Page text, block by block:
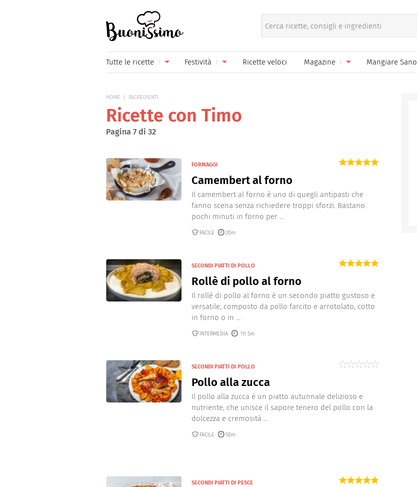
Tutte le ricette
Primi piatti
Secondi piatti
Contorni
Formaggi
Bevande
Festività
Carnevale
Festa del Papà
Natale
Pasqua
Ricette veloci Magazine Mangiare Sano
HOME INGREDIENTI
Ricette con Timo
Pagina 7 di 32
FORMAGGI
Camembert al forno
Il camembert al forno è uno di quegli antipasti che
fanno scena senza richiedere troppi sforzi. Bastano
pochi minuti in forno per ...
FACILE 20m
SECONDI PIATTI DI POLLO
Rollè di pollo al forno
Il rollè di pollo al forno è un secondo piatto gustoso e
versatile, composto da pollo farcito e arrotolato, cotto
in forno o in ...
INTERMEDIA 1h 5m
SECONDI PIATTI DI POLLO
Pollo alla zucca
Il pollo alla zucca è un piatto autunnale delizioso e
nutriente, che unisce il sapore tenero del pollo con la
dolcezza e cremosità ...
FACILE 50m
SECONDI PIATTI DI PESCE